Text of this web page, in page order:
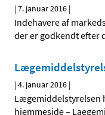
|7. januar 2016 |
Indehavere af
der er godkendt efter
|4. januar 2016 |
Lægemiddelstyrelsen
hjemmeside –